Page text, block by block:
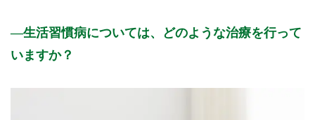
※診療時間や臨時休診・診療内容等について、事前に必ず医療
生活習慣病については、どのような治療を行って
いますか？